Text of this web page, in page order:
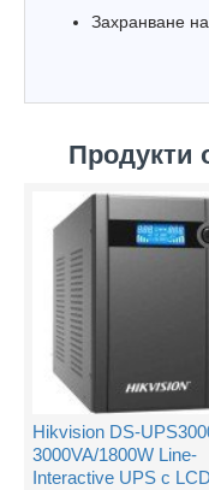
Захранване
Продукти
Hikvision DS-
3000VA/1800W Line-
Interactive UPS с LCD